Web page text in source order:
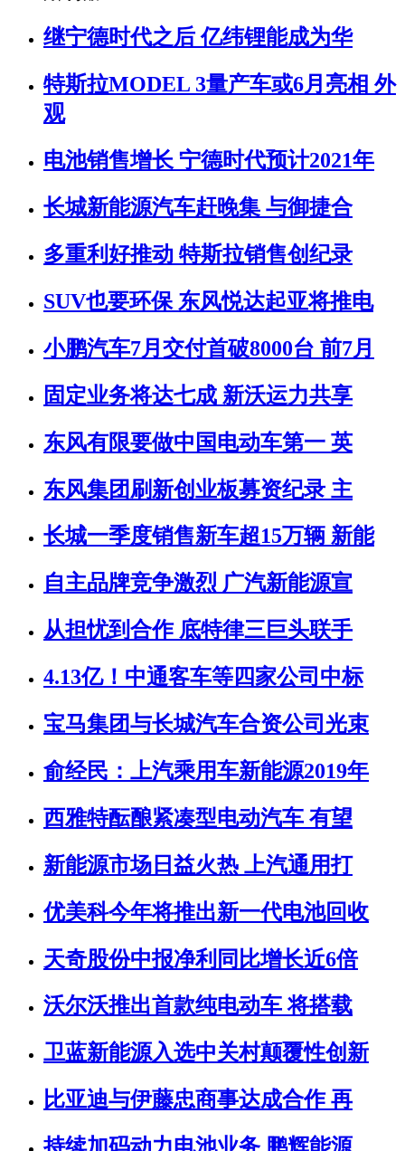
继宁德时代之后 亿纬锂能成为华
特斯拉MODEL 3量产车或6月亮相 外
观
电池销售增长 宁德时代预计2021年
长城新能源汽车赶晚集 与御捷合
多重利好推动 特斯拉销售创纪录
SUV也要环保 东风悦达起亚将推电
小鹏汽车7月交付首破8000台 前7月
固定业务将达七成 新沃运力共享
东风有限要做中国电动车第一 英
东风集团刷新创业板募资纪录 主
长城一季度销售新车超15万辆 新能
自主品牌竞争激烈 广汽新能源宣
从担忧到合作 底特律三巨头联手
4.13亿！中通客车等四家公司中标
宝马集团与长城汽车合资公司光束
俞经民：上汽乘用车新能源2019年
西雅特酝酿紧凑型电动汽车 有望
新能源市场日益火热 上汽通用打
优美科今年将推出新一代电池回收
天奇股份中报净利同比增长近6倍
沃尔沃推出首款纯电动车 将搭载
卫蓝新能源入选中关村颠覆性创新
比亚迪与伊藤忠商事达成合作 再